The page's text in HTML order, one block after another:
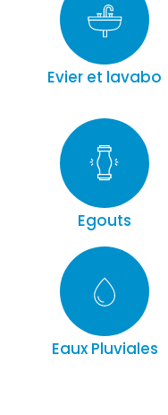
Evier et lavabo
Egouts
Eaux Pluviales